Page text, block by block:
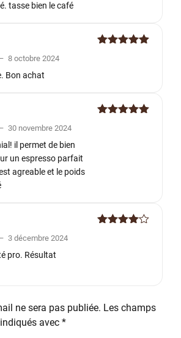
tasse bien le café
– 8 octobre 2024
Bon achat
– 30 novembre 2024
il permet de bien
un espresso parfait
agreable et le poids
– 3 décembre 2024
pro. Résultat
ne sera pas publiée. Les champs
avec *